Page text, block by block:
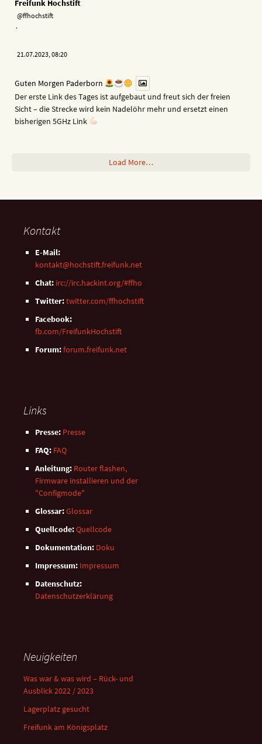
Freifunk Hochstift
@ffhochstift
·
21.07.2023, 08:20
Guten Morgen Paderborn
Der erste Link des Tages ist aufgebaut und freut sich der freien
Sicht – die Strecke wird kein Nadelöhr mehr und ersetzt einen
bisherigen 5GHz Link
Load More…
Kontakt
E-Mail:
kontakt@hochstift.freifunk.net
Chat: irc://irc.hackint.org/#ffho
Twitter:twitter.com/ffhochstift
Facebook:
fb.com/FreifunkHochstift
Forum:forum.freifunk.net
Links
Presse: Presse
FAQ: FAQ
Anleitung: Router flashen,
Firmware installieren und der
"Configmode"
Glossar:Glossar
Quellcode:Quellcode
Dokumentation: Doku
Impressum: Impressum
Datenschutz:
Datenschutzerklärung
Neuigkeiten
Was war & was wird – Rück- und
Ausblick 2022 / 2023
Lagerplatz gesucht
Freifunk am Königsplatz